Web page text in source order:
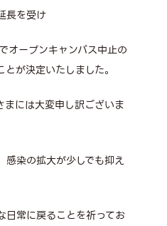
長を受け
オープンキャンパス中止の
が決定いたしました。
まには大変申し訳ございま
染の拡大が少しでも抑え
日常に戻ることを祈ってお